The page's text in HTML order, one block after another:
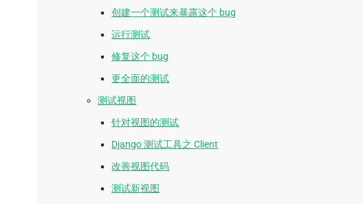
创建一个测试来暴露这个 bug
运行测试
修复这个 bug
更全面的测试
测试视图
针对视图的测试
Django 测试工具之 Client
改善视图代码
测试新视图